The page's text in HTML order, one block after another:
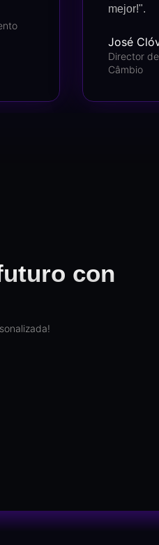
mejor!".
José
Director
Câmbio
con